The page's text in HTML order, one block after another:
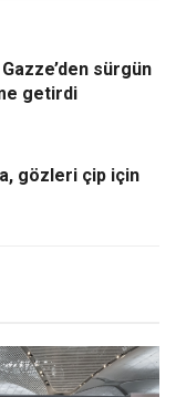
sürgün
getirdi
gözleri çip için